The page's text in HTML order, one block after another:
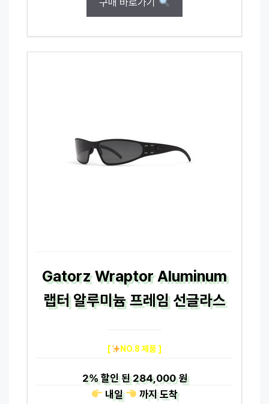
Gatorz Wraptor Aluminum
랩터 알루미늄 프레임 선글라스
[ NO.8 제품 ]
2%할인 된284,000 원
내일
까지도착